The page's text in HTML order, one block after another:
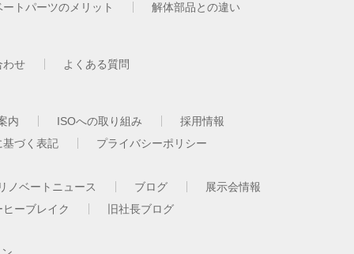
ートパーツのメリット 解体部品との違い
わせ よくある質問
内 ISOへの取り組み
採用情報
基づく表記
プライバシーポリシー
ノベートニュース ブログ
展示会情報
ーブレイク
旧社長ブログ